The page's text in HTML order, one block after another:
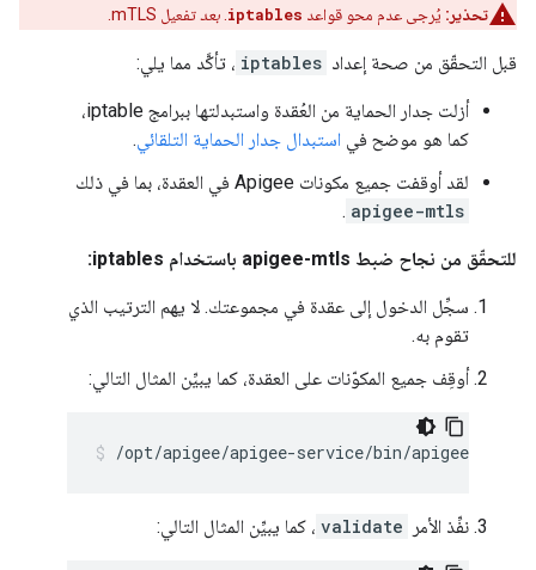
تحذير: يُرجى عدم محو قواعد iptables بعد تفعيل mTLS.
قبل التحقّق من صحة إعداد iptables ، تأكَّد مما يلي:
أزلت جدار الحماية من العُقدة واستبدلتها ببرامج iptable،
كما هو موضح في استبدال جدار الحماية التلقائي.
لقد أوقفت جميع مكونات Apigee في العقدة، بما في ذلك
apigee-mtls
.
للتحقّق من نجاح ضبط apigee-mtls باستخدام iptables:
سجِّل الدخول إلى عقدة في مجموعتك. لا يهم الترتيب الذي
تقوم به.
أوقِف جميع المكوّنات على العقدة، كما يبيِّن المثال التالي:
/opt/apigee/apigee-service/bin/apigee-all
نفِّذ الأمر validate ، كما يبيِّن المثال التالي: